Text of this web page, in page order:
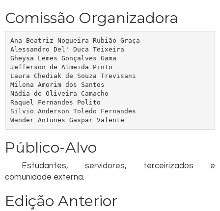
Comissão Organizadora
Ana Beatriz Nogueira Rubião Graça
Alessandro Del' Duca Teixeira
Gheysa Lemes Gonçalves Gama
Jefferson de Almeida Pinto
Laura Chediak de Souza Trevisani
Milena Amorim dos Santos
Nádia de Oliveira Camacho
Raquel Fernandes Polito
Silvio Anderson Toledo Fernandes
Wander Antunes Gaspar Valente
Público-Alvo
Estudantes, servidores, terceirizados e
comunidade externa.
Edição Anterior